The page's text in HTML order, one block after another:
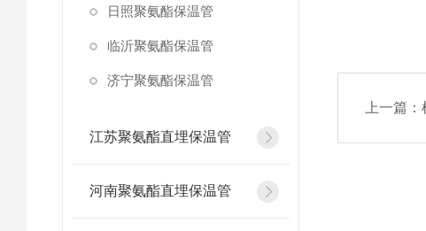
日照聚氨酯保温管
临沂聚氨酯保温管
济宁聚氨酯保温管
江苏聚氨酯直埋保温管
河南聚氨酯直埋保温管
上一篇：